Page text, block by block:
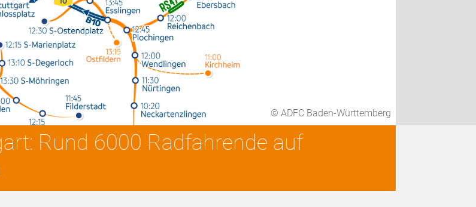
© ADFC Baden-Württemberg
Rund 6000 Radfahrende auf